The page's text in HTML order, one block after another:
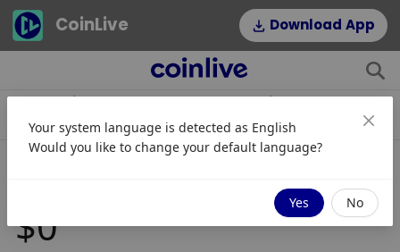
CoinLive Download App
0.08%
2.64%
$0
Your system language is detected as English
Would you like to change your default language?
Yes No